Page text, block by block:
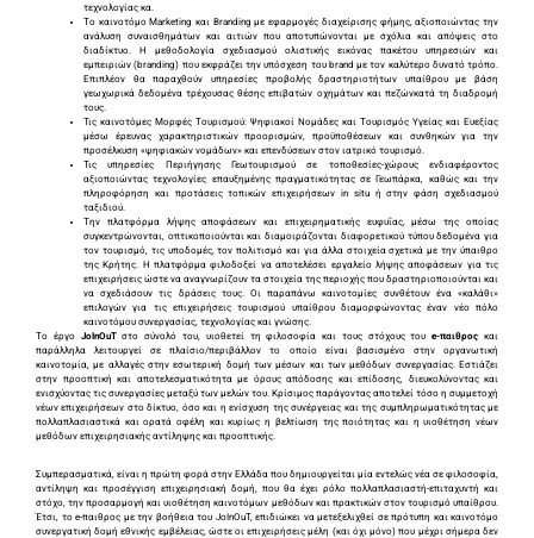
τεχνολογίας κα.
Το καινοτόμο Marketing και Branding με εφαρμογές διαχείρισης φήμης, αξιοποιώντας την
ανάλυση συναισθημάτων και αιτιών που αποτυπώνονται με σχόλια και απόψεις στο
διαδίκτυο. Η μεθοδολογία σχεδιασμού ολιστικής εικόνας πακέτου υπηρεσιών και
εμπειριών (branding) που εκφράζει την υπόσχεση του brand με τον καλύτερο δυνατό τρόπο.
Επιπλέον θα παραχθούν υπηρεσίες προβολής δραστηριοτήτων υπαίθρου με βάση
γεωχωρικά δεδομένα τρέχουσας θέσης επιβατών οχημάτων και πεζώνκατά τη διαδρομή
τους.
Τις καινοτόμες Μορφές Τουρισμού: Ψηφιακοί Νομάδες και Τουρισμός Υγείας και Ευεξίας
μέσω έρευνας χαρακτηριστικών προορισμών, προϋποθέσεων και συνθηκών για την
προσέλκυση «ψηφιακών νομάδων» και επενδύσεων στον ιατρικό τουρισμό.
Τις υπηρεσίες Περιήγησης Γεωτουρισμού σε τοποθεσίες-χώρους ενδιαφέροντος
αξιοποιώντας τεχνολογίες επαυξημένης πραγματικότητας σε Γεωπάρκα, καθώς και την
πληροφόρηση και προτάσεις τοπικών επιχειρήσεων in situ ή στην φάση σχεδιασμού
ταξιδιού.
Την πλατφόρμα λήψης αποφάσεων και επιχειρηματικής ευφυΐας, μέσω της οποίας
συγκεντρώνονται, οπτικοποιούνται και διαμοιράζονται διαφορετικού τύπου δεδομένα για
τον τουρισμό, τις υποδομές, τον πολιτισμό και για άλλα στοιχεία σχετικά με την ύπαιθρο
της Κρήτης. Η πλατφόρμα φιλοδοξεί να αποτελέσει εργαλείο λήψης αποφάσεων για τις
επιχειρήσεις ώστε να αναγνωρίζουν τα στοιχεία της περιοχής που δραστηριοποιούνται και
να σχεδιάσουν τις δράσεις τους. Οι παραπάνω καινοτομίες συνθέτουν ένα «καλάθι»
επιλογών για τις επιχειρήσεις τουρισμού υπαίθρου διαμορφώνοντας έναν νέο πόλο
καινοτόμου συνεργασίας, τεχνολογίας και γνώσης.
Το έργο JoInOuTστο σύνολό του, υιοθετεί τη φιλοσοφία και τους στόχους τουe-παιθρος και
παράλληλα λειτουργεί σε πλαίσιο/περιβάλλον το οποίο είναι βασισμένο στην οργανωτική
καινοτομία, με αλλαγές στην εσωτερική δομή των μέσων και των μεθόδων συνεργασίας. Εστιάζει
στην προοπτική και αποτελεσματικότητα με όρους απόδοσης και επίδοσης, διευκολύνοντας και
ενισχύοντας τις συνεργασίες μεταξύ των μελών του. Κρίσιμος παράγοντας αποτελεί τόσο η συμμετοχή
νέων επιχειρήσεων στο δίκτυο, όσο και η ενίσχυση της συνέργειας και της συμπληρωματικότητας με
πολλαπλασιαστικά και ορατά οφέλη και κυρίως η βελτίωση της ποιότητας και η υιοθέτηση νέων
μεθόδων επιχειρησιακής αντίληψης και προοπτικής.
Συμπερασματικά, είναι η πρώτη φορά στην Ελλάδα που δημιουργείται μία εντελώς νέα σε φιλοσοφία,
αντίληψη και προσέγγιση επιχειρησιακή δομή, που θα έχει ρόλο πολλαπλασιαστή-επιταχυντή και
στόχο, την προσαρμογή και υιοθέτηση καινοτόμων μεθόδων και πρακτικών στον τουρισμό υπαίθρου.
Έτσι, το e-παιθρος με την βοήθεια του JoInOuT, επιδιώκει να μετεξελιχθεί σε πρότυπη και καινοτόμο
συνεργατική δομή εθνικής εμβέλειας, ώστε οι επιχειρήσεις μέλη (και όχι μόνο) που μέχρι σήμερα δεν